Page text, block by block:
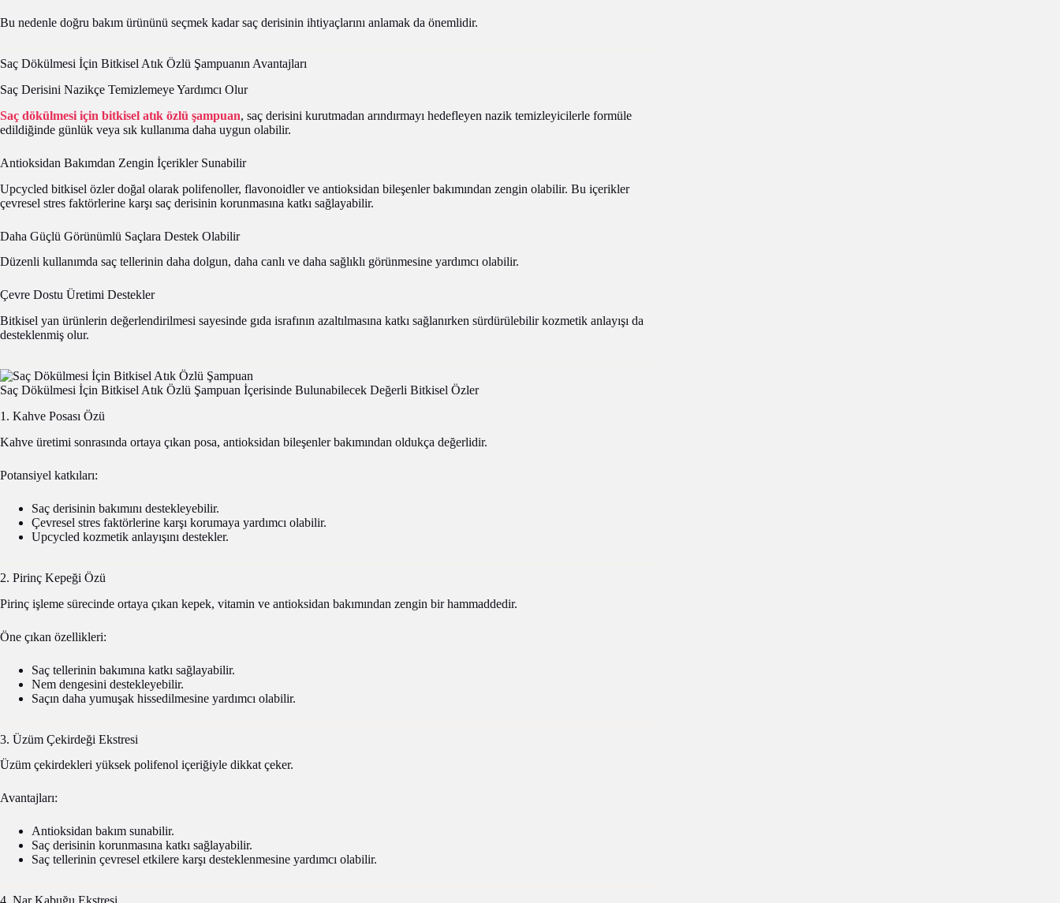
Bu nedenle doğru bakım ürününü seçmek kadar saç derisinin ihtiyaçlarını anlamak da önemlidir.
Saç Dökülmesi İçin Bitkisel Atık Özlü Şampuanın Avantajları
Saç Derisini Nazikçe Temizlemeye Yardımcı Olur
Saç dökülmesi için bitkisel atık özlü şampuan, saç derisini kurutmadan arındırmayı hedefleyen nazik temizleyicilerle formüle
edildiğinde günlük veya sık kullanıma daha uygun olabilir.
Antioksidan Bakımdan Zengin İçerikler Sunabilir
Upcycled bitkisel özler doğal olarak polifenoller, flavonoidler ve antioksidan bileşenler bakımından zengin olabilir. Bu içerikler
çevresel stres faktörlerine karşı saç derisinin korunmasına katkı sağlayabilir.
Daha Güçlü Görünümlü Saçlara Destek Olabilir
Düzenli kullanımda saç tellerinin daha dolgun, daha canlı ve daha sağlıklı görünmesine yardımcı olabilir.
Çevre Dostu Üretimi Destekler
Bitkisel yan ürünlerin değerlendirilmesi sayesinde gıda israfının azaltılmasına katkı sağlanırken sürdürülebilir kozmetik anlayışı da
desteklenmiş olur.
Saç Dökülmesi İçin Bitkisel Atık Özlü Şampuan İçerisinde Bulunabilecek Değerli Bitkisel Özler
1. Kahve Posası Özü
Kahve üretimi sonrasında ortaya çıkan posa, antioksidan bileşenler bakımından oldukça değerlidir.
Potansiyel katkıları:
Saç derisinin bakımını destekleyebilir.
Çevresel stres faktörlerine karşı korumaya yardımcı olabilir.
Upcycled kozmetik anlayışını destekler.
2. Pirinç Kepeği Özü
Pirinç işleme sürecinde ortaya çıkan kepek, vitamin ve antioksidan bakımından zengin bir hammaddedir.
Öne çıkan özellikleri:
Saç tellerinin bakımına katkı sağlayabilir.
Nem dengesini destekleyebilir.
Saçın daha yumuşak hissedilmesine yardımcı olabilir.
3. Üzüm Çekirdeği Ekstresi
Üzüm çekirdekleri yüksek polifenol içeriğiyle dikkat çeker.
Avantajları:
Antioksidan bakım sunabilir.
Saç derisinin korunmasına katkı sağlayabilir.
Saç tellerinin çevresel etkilere karşı desteklenmesine yardımcı olabilir.